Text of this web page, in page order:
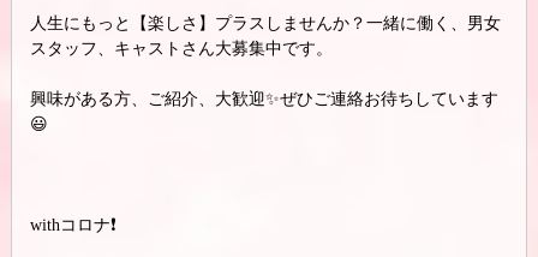
人生にもっと【楽しさ】プラスしませんか？一緒に働く、男女
スタッフ、キャストさん大募集中です。
興味がある方、ご紹介、大歓迎✨ぜひご連絡お待ちしています
😃
withコロナ❗️